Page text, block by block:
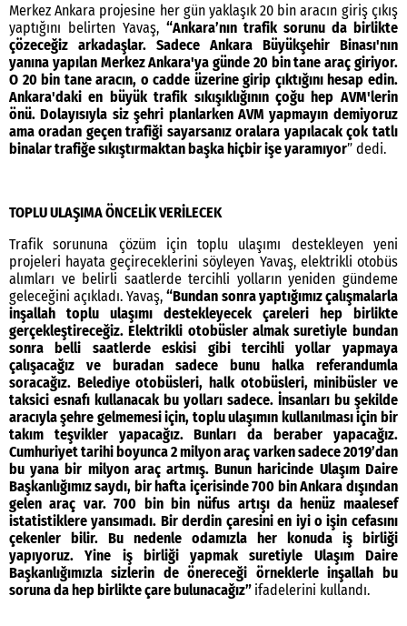
Merkez Ankara projesine her gün yaklaşık 20 bin aracın giriş çıkış
yaptığını belirten Yavaş, “Ankara’nın trafik sorunu da birlikte
çözeceğiz arkadaşlar. Sadece Ankara Büyükşehir Binası'nın
yanına yapılan Merkez Ankara'ya günde 20 bin tane araç giriyor.
O 20 bin tane aracın, o cadde üzerine girip çıktığını hesap edin.
Ankara'daki en büyük trafik sıkışıklığının çoğu hep AVM'lerin
önü. Dolayısıyla siz şehri planlarken AVM yapmayın demiyoruz
ama oradan geçen trafiği sayarsanız oralara yapılacak çok tatlı
binalar trafiğe sıkıştırmaktan başka hiçbir işe yaramıyor” dedi.
TOPLU ULAŞIMA ÖNCELİK VERİLECEK
Trafik sorununa çözüm için toplu ulaşımı destekleyen yeni
projeleri hayata geçireceklerini söyleyen Yavaş, elektrikli otobüs
alımları ve belirli saatlerde tercihli yolların yeniden gündeme
geleceğini açıkladı. Yavaş,“Bundan sonra yaptığımız çalışmalarla
inşallah toplu ulaşımı destekleyecek çareleri hep birlikte
gerçekleştireceğiz. Elektrikli otobüsler almak suretiyle bundan
sonra belli saatlerde eskisi gibi tercihli yollar yapmaya
çalışacağız ve buradan sadece bunu halka referandumla
soracağız. Belediye otobüsleri, halk otobüsleri, minibüsler ve
taksici esnafı kullanacak bu yolları sadece. İnsanları bu şekilde
aracıyla şehre gelmemesi için, toplu ulaşımın kullanılması için bir
takım teşvikler yapacağız. Bunları da beraber yapacağız.
Cumhuriyet tarihi boyunca 2 milyon araç varken sadece 2019’dan
bu yana bir milyon araç artmış. Bunun haricinde Ulaşım Daire
Başkanlığımız saydı, bir hafta içerisinde 700 bin Ankara dışından
gelen araç var. 700 bin bin nüfus artışı da henüz maalesef
istatistiklere yansımadı. Bir derdin çaresini en iyi o işin cefasını
çekenler bilir. Bu nedenle odamızla her konuda iş birliği
yapıyoruz. Yine iş birliği yapmak suretiyle Ulaşım Daire
Başkanlığımızla sizlerin de önereceği örneklerle inşallah bu
soruna da hep birlikte çare bulunacağız” ifadelerini kullandı.